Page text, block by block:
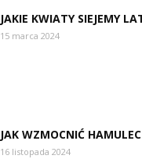
JAKIE KWIATY SIEJEMY
15 marca 2024
JAK WZMOCNIĆ
16 listopada 2024